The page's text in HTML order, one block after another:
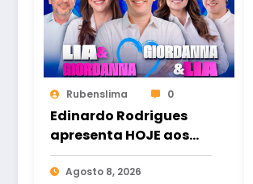
Rubenslima 0
Edinardo Rodrigues
apresenta HOJE aos
forquilhenses quem
são os seus
Agosto 8, 2026